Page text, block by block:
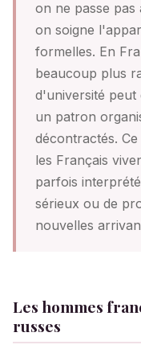
on ne passe pas
on soigne
formelles. En
beaucoup plus
d'université peut
un patron
décontractés.
les Français
parfois
sérieux ou de
nouvelles
Les hommes
russes